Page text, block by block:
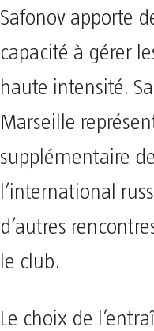
Safonov apporte
capacité à gérer
haute intensité.
Marseille
supplémentaire
l’international
d’autres
le club.
Le choix de